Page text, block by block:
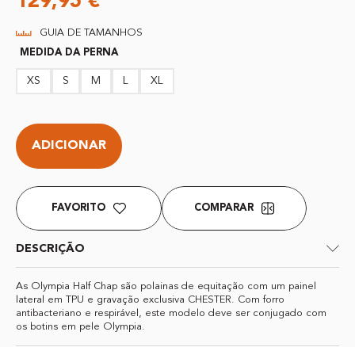
GUIA DE TAMANHOS
MEDIDA DA PERNA
XS S M L XL
ADICIONAR
FAVORITO COMPARAR
DESCRIÇÃO
As Olympia Half Chap são polainas de equitação com um painel
lateral em TPU e gravação exclusiva CHESTER. Com forro
antibacteriano e respirável, este modelo deve ser conjugado com
os botins em pele Olympia.